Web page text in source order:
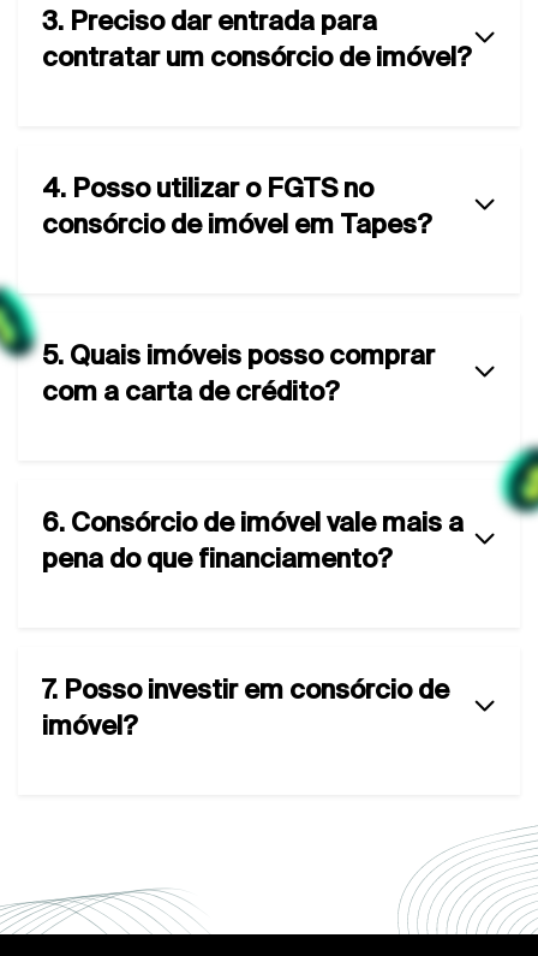
3. Preciso dar entrada para
contratar um consórcio de imóvel?
4. Posso utilizar o FGTS no
consórcio de imóvel em Tapes?
5. Quais imóveis posso comprar
com a carta de crédito?
6. Consórcio de imóvel vale mais a
pena do que financiamento?
7. Posso investir em consórcio de
imóvel?